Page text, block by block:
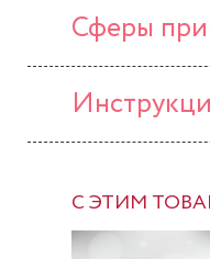
Сферы
С ЭТИМ